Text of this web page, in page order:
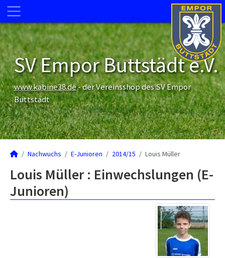
SV Empor Buttstädt e.V.
www.kabine38.de- der Vereinsshop des SV Empor
Buttstädt
Nachwuchs E-Junioren 2014/15 Louis Müller
Louis Müller : Einwechslungen (E-
Junioren)